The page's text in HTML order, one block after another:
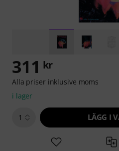
311 kr
Alla priser inklusive moms
i lager
1 LÄGG I